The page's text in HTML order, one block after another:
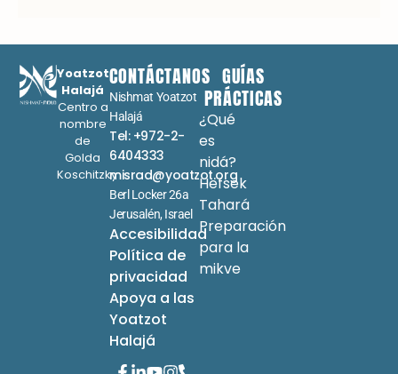
Yoatzot
Halajá
Centro a
nombre
de
Golda
Koschitzky
CONTÁCTANOS
Nishmat Yoatzot
Halajá
Tel: +972-2-
6404333
misrad@yoatzot.org
Berl Locker 26a
Jerusalén, Israel
Accesibilidad
Política de
privacidad
Apoya a las
Yoatzot
Halajá
GUÍAS
PRÁCTICAS
¿Qué
es
nidá?
Hefsek
Tahará
Preparación
para la
mikve